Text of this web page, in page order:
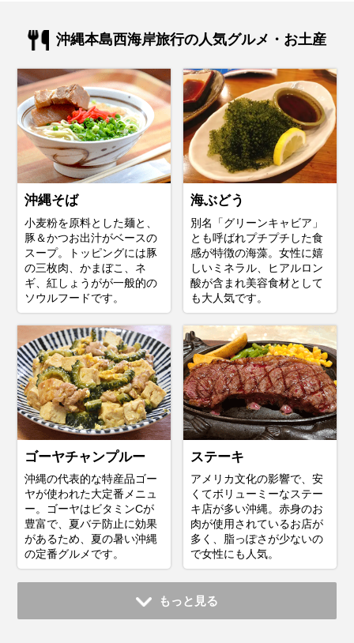
沖縄本島西海岸旅行の人気グルメ・お土産
沖縄そば
小麦粉を原料とした麺と、
豚＆かつお出汁がベースの
スープ。トッピングには豚
の三枚肉、かまぼこ、ネ
ギ、紅しょうがが一般的の
ソウルフードです。
海ぶどう
別名「グリーンキャビア」
とも呼ばれプチプチした食
感が特徴の海藻。女性に嬉
しいミネラル、ヒアルロン
酸が含まれ美容食材として
も大人気です。
ゴーヤチャンプルー
沖縄の代表的な特産品ゴー
ヤが使われた大定番メニュ
ー。ゴーヤはビタミンCが
豊富で、夏バテ防止に効果
があるため、夏の暑い沖縄
の定番グルメです。
ステーキ
アメリカ文化の影響で、安
くてボリューミーなステー
キ店が多い沖縄。赤身のお
肉が使用されているお店が
多く、脂っぽさが少ないの
で女性にも人気。
もっと見る